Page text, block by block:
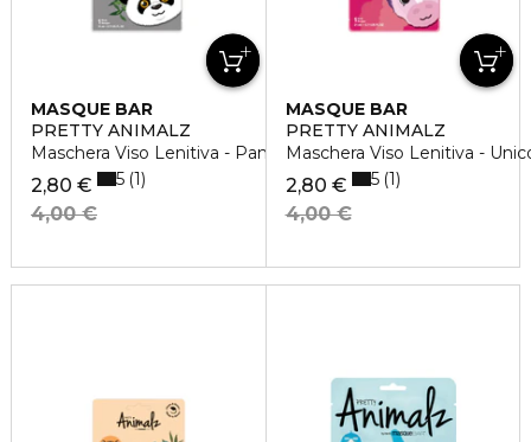
MASQUE BAR
PRETTY ANIMALZ
Maschera Viso Lenitiva - Panda
2,80 €
4,00 €
5 1
MASQUE BAR
PRETTY ANIMALZ
Maschera Viso Lenitiva -
2,80 €
4,00 €
5 1